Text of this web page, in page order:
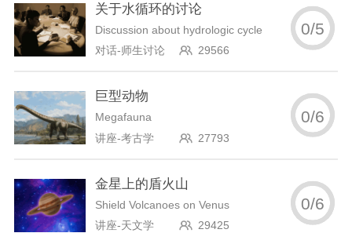
关于水循环的讨论
Discussion about hydrologic cycle
对话-师生讨论
29566
0/5
巨型动物
Megafauna
讲座-考古学
27793
0/6
金星上的盾火山
Shield Volcanoes on Venus
讲座-天文学
29425
0/6